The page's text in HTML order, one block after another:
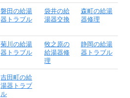
磐田の給湯
器トラブル
袋井の給
湯器交換
森町の給湯
器修理
菊川の給湯
器トラブル
牧之原の
給湯器修
理
静岡の給湯
器トラブル
吉田町の給
湯器トラブ
ル